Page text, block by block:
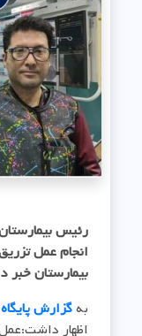
رئیس
انجام عمل
بیمارستان خبر
بهگزارش
اظهار